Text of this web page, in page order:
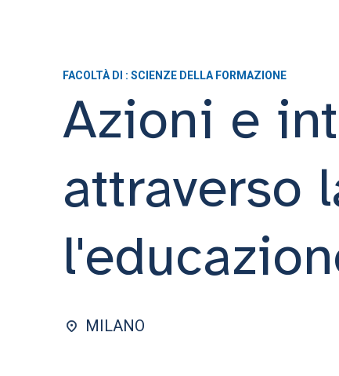
FACOLTÀ DI : SCIENZE DELLA FORMAZIONE
Azioni e
attraverso
MILANO